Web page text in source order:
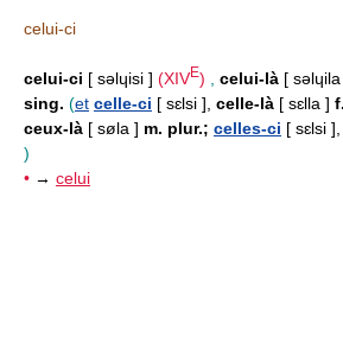
celui-ci
celui-ci [ səlɥisi ] (XIVE) celui-là [ səlɥila
sing. (et celle-ci [ sɛlsi ], celle-là [ sɛlla ]
ceux-là [ søla ] m. plur.; celles-ci [ sɛlsi ],
)
• → celui